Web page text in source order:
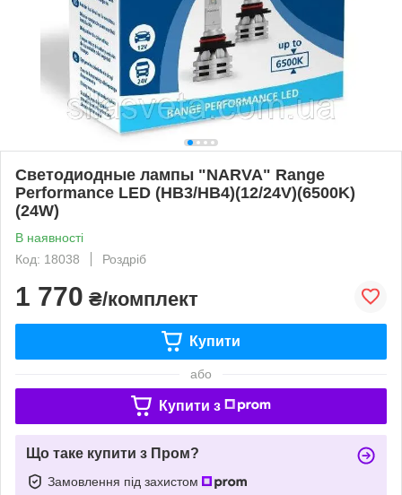
Светодиодные лампы "NARVA" Range
Performance LED (HB3/HB4)(12/24V)(6500K)
(24W)
В наявності
Код: 18038
Роздріб
1 770 ₴/комплект
Купити
або
Купити з
Що таке купити з Пром?
Замовлення під захистом